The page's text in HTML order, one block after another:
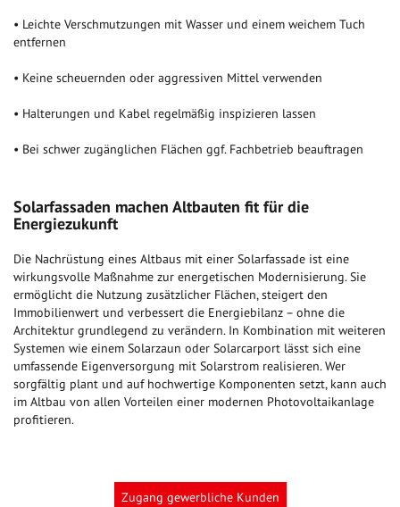
• Leichte Verschmutzungen mit Wasser und einem weichem Tuch
entfernen
• Keine scheuernden oder aggressiven Mittel verwenden
• Halterungen und Kabel regelmäßig inspizieren lassen
• Bei schwer zugänglichen Flächen ggf. Fachbetrieb beauftragen
Solarfassaden machen Altbauten fit für die
Energiezukunft
Die Nachrüstung eines Altbaus mit einer Solarfassade ist eine
wirkungsvolle Maßnahme zur energetischen Modernisierung. Sie
ermöglicht die Nutzung zusätzlicher Flächen, steigert den
Immobilienwert und verbessert die Energiebilanz – ohne die
Architektur grundlegend zu verändern. In Kombination mit weiteren
Systemen wie einem Solarzaun oder Solarcarport lässt sich eine
umfassende Eigenversorgung mit Solarstrom realisieren. Wer
sorgfältig plant und auf hochwertige Komponenten setzt, kann auch
im Altbau von allen Vorteilen einer modernen Photovoltaikanlage
profitieren.
Zugang gewerbliche Kunden